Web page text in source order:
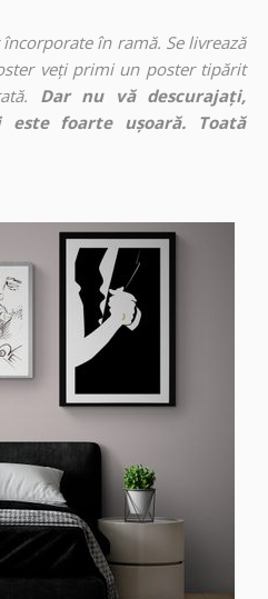
în ramă. Se livrează
veți primi un poster tipărit
Dar nu vă descurajați,
este foarte ușoară. Toată